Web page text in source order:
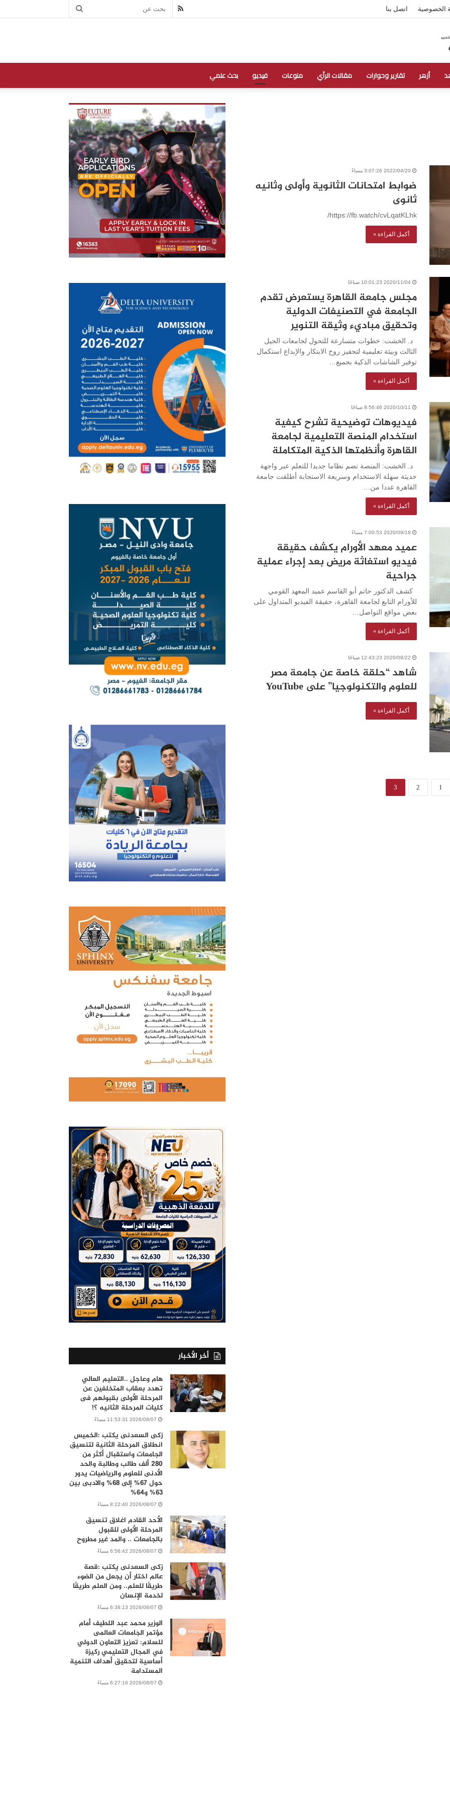
الخصوصية اتصل بنا بحث RSS
أزهر تقارير وحوارات مقالات الرأي منوعات فيديو بحث علمي
2022/04/20 3:07:26 مساءً
ضوابط امتحانات الثانوية وأولى وثانيه
ثانوى
https://fb.watch/cvLqatKLhk/
أكمل القراءة »
2020/11/04 10:01:23 صباحًا
مجلس جامعة القاهرة يستعرض تقدم
الجامعة في التصنيفات الدولية
وتحقيق مباديء وثيقة التنوير
د. الخشت: خطوات متسارعة للتحول لجامعات الجيل
الثالث وبيئة تعليمية لتحفيز روح الابتكار والإبداع استكمال
توفير الشاشات الذكية بجميع…
أكمل القراءة »
2020/10/11 8:56:46 صباحًا
فيديوهات توضيحية تشرح كيفية
استخدام المنصة التعليمية لجامعة
القاهرة وأنظمتها الذكية المتكاملة
د. الخشت: المنصة تضم نظاما جديدا للتعلم عبر واجهة
حديثة سهلة الاستخدام وسريعة الاستجابة أطلقت جامعة
القاهرة عددا من…
أكمل القراءة »
2020/09/18 7:00:53 مساءً
عميد معهد الأورام يكشف حقيقة
فيديو استغاثة مريض بعد إجراء عملية
جراحية
كشف الدكتور حاتم أبو القاسم عميد المعهد القومي
للأورام التابع لجامعة القاهرة، حقيقة الفيديو المتداول على
بعض مواقع التواصل…
أكمل القراءة »
2020/08/22 12:43:23 صباحًا
شاهد “حلقة خاصة عن جامعة مصر
للعلوم والتكنولوجيا” على YouTube‏
أكمل القراءة »
1
2
3
أخر الأخبار
هام وعاجل ..التعليم العالي
تهدد بعقاب المتخلفين عن
المرحلة الأولى بقبولهم فى
كليات المرحلة الثانيه ؟!
2026/08/07 11:53:31 مساءً
زكى السعدنى يكتب :الخميس
انطلاق المرحلة الثانية لتنسيق
الجامعات واستقبال أكثر من
280 ألف طالب وطالبة والحد
الأدنى للعلوم والرياضيات يدور
حول 67% إلى 68% والادبى بين
63% و64%
2026/08/07 8:22:40 مساءً
الأحد القادم اغلاق تنسيق
المرحلة الأولى للقبول
بالجامعات .. والمد غير مطروح
2026/08/07 6:56:42 مساءً
زكى السعدنى يكتب :قصة
عالم اختار أن يجعل من الضوء
طريقًا للعلم.. ومن العلم طريقًا
لخدمة الإنسان
2026/08/07 6:38:13 مساءً
الوزير محمد عبد اللطيف أمام
مؤتمر الجامعات العالمى
للسلام: تعزيز التعاون الدولي
في المجال التعليمي ركيزة
أساسية لتحقيق أهداف التنمية
المستدامة
2026/08/07 6:27:16 مساءً